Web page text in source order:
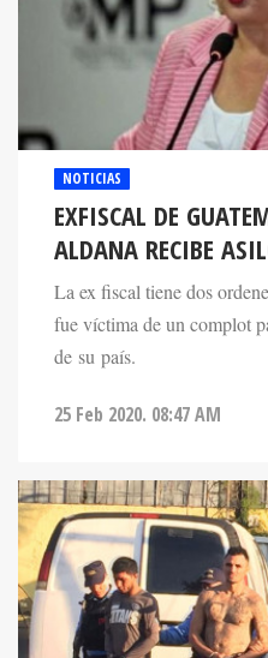
NOTICIAS
EXFISCAL DE
ALDANA RECIBE
La ex fiscal tiene dos
fue víctima de un complot
de su país.
25 Feb 2020. 08:47 AM